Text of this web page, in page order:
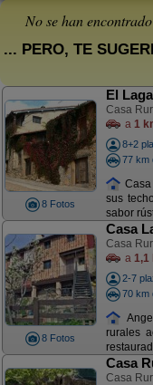
No se han
... PERO, TE
8 Fotos
El
Casa
a 1
8+2
77 km
sus
sabor
8 Fotos
Casa
Casa
a 1,1
2-7
70 km
rurales
Casa
Casa